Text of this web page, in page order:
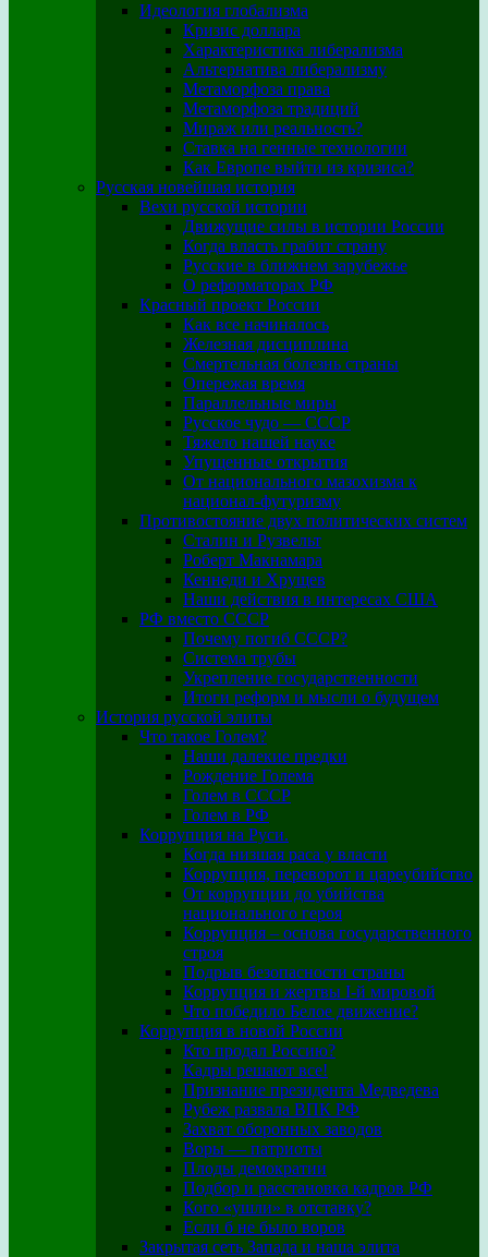
Идеология глобализма
Кризис доллара
Характеристика либерализма
Альтернатива либерализму
Метаморфоза права
Метаморфоза традиций
Мираж или реальность?
Ставка на генные технологии
Как Европе выйти из кризиса?
Русская новейшая история
Вехи русской истории
Движущие силы в истории России
Когда власть грабит страну
Русские в ближнем зарубежье
О реформаторах РФ
Красный проект России
Как все начиналось
Железная дисциплина
Смертельная болезнь страны
Опережая время
Параллельные миры
Русское чудо — СССР
Тяжело нашей науке
Упущенные открытия
От национального мазохизма к
национал-футуризму
Противостояние двух политических систем
Сталин и Рузвельт
Роберт Макнамара
Кеннеди и Хрущев
Наши действия в интересах США
РФ вместо СССР
Почему погиб СССР?
Система трубы
Укрепление государственности
Итоги реформ и мысли о будущем
История русской элиты
Что такое Голем?
Наши далекие предки
Рождение Голема
Голем в СССР
Голем в РФ
Коррупция на Руси.
Когда низшая раса у власти
Коррупция, переворот и цареубийство
От коррупции до убийства
национального героя
Коррупция – основа государственного
строя
Подрыв безопасности страны
Коррупция и жертвы I-й мировой
Что победило Белое движение?
Коррупция в новой России
Кто продал Россию?
Кадры решают все!
Признание президента Медведева
Рубеж развала ВПК РФ
Захват оборонных заводов
Воры — патриоты
Плоды демократии
Подбор и расстановка кадров РФ
Кого «ушли» в отставку?
Если б не было воров
Закрытая сеть Запада и наша элита